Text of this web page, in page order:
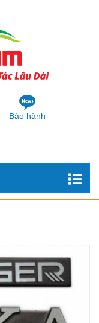
Bảo hành